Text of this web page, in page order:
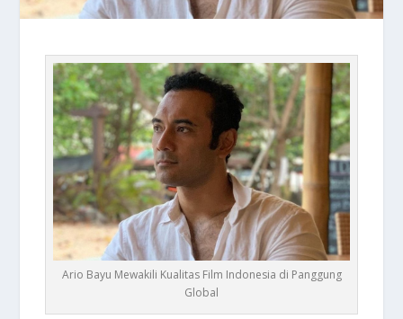
Ario Bayu Mewakili Kualitas Film Indonesia di Panggung
Global